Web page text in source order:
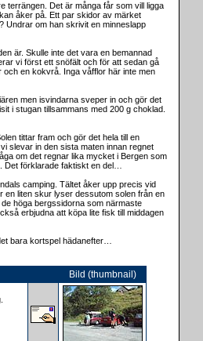
terrängen. Det är många får som vill ligga
åker på. Ett par skidor av märket
Undrar om han skrivit en minneslapp
är. Skulle inte det vara en bemannad
vi först ett snöfält och för att sedan gå
och en kokvrå. Inga våfflor här inte men
men isvindarna sveper in och gör det
i stugan tillsammans med 200 g choklad.
tittar fram och gör det hela till en
slevar in den sista maten innan regnet
om det regnar lika mycket i Bergen som
Det förklarade faktiskt en del…
camping. Tältet åker upp precis vid
en liten skur lyser dessutom solen från en
höga bergssidorna som närmaste
erbjudna att köpa lite fisk till middagen
bara kortspel hädanefter…
Bild (thumbnail)